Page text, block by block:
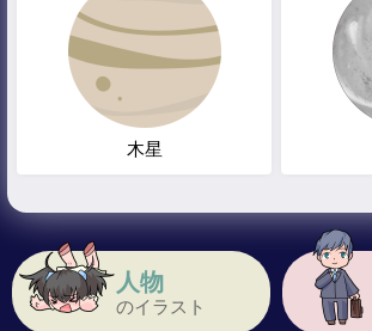
人物
のイラスト
木星